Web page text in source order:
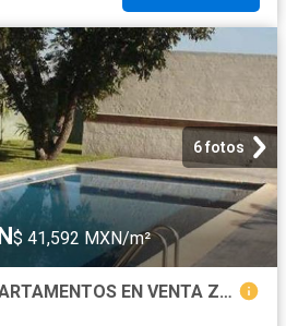
6 fotos
$ 41,592 MXN/m²
INVERSIONISTAS DEPARTAMENTOS EN VENTA ZONA EXCLUSIVA SALTILLO